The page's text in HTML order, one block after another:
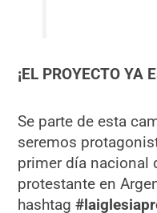
¡EL PROYECTO YA
Se parte de esta
seremos
primer día nacional
protestante en
hashtag